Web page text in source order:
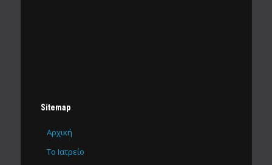
Sitemap
Αρχική
Το Ιατρείο